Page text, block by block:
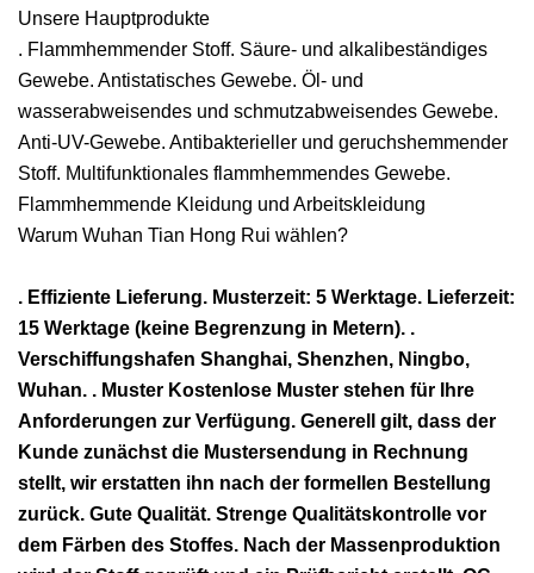
Unsere Hauptprodukte
. Flammhemmender Stoff. Säure- und alkalibeständiges
Gewebe. Antistatisches Gewebe. Öl- und
wasserabweisendes und schmutzabweisendes Gewebe.
Anti-UV-Gewebe. Antibakterieller und geruchshemmender
Stoff. Multifunktionales flammhemmendes Gewebe.
Flammhemmende Kleidung und Arbeitskleidung
Warum Wuhan Tian Hong Rui wählen?
. Effiziente Lieferung. Musterzeit: 5 Werktage. Lieferzeit:
15 Werktage (keine Begrenzung in Metern). .
Verschiffungshafen Shanghai, Shenzhen, Ningbo,
Wuhan. . Muster Kostenlose Muster stehen für Ihre
Anforderungen zur Verfügung. Generell gilt, dass der
Kunde zunächst die Mustersendung in Rechnung
stellt, wir erstatten ihn nach der formellen Bestellung
zurück. Gute Qualität. Strenge Qualitätskontrolle vor
dem Färben des Stoffes. Nach der Massenproduktion